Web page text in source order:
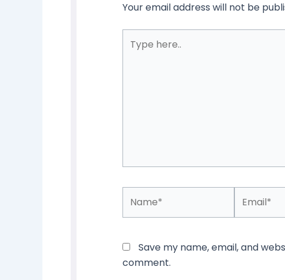
Your email address will not be
here..
Save my name, email, and
comment.